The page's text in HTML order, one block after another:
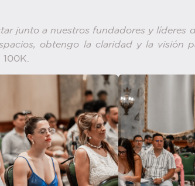
junto a nuestros fundadores y líderes
obtengo la claridad y la visión
100K.